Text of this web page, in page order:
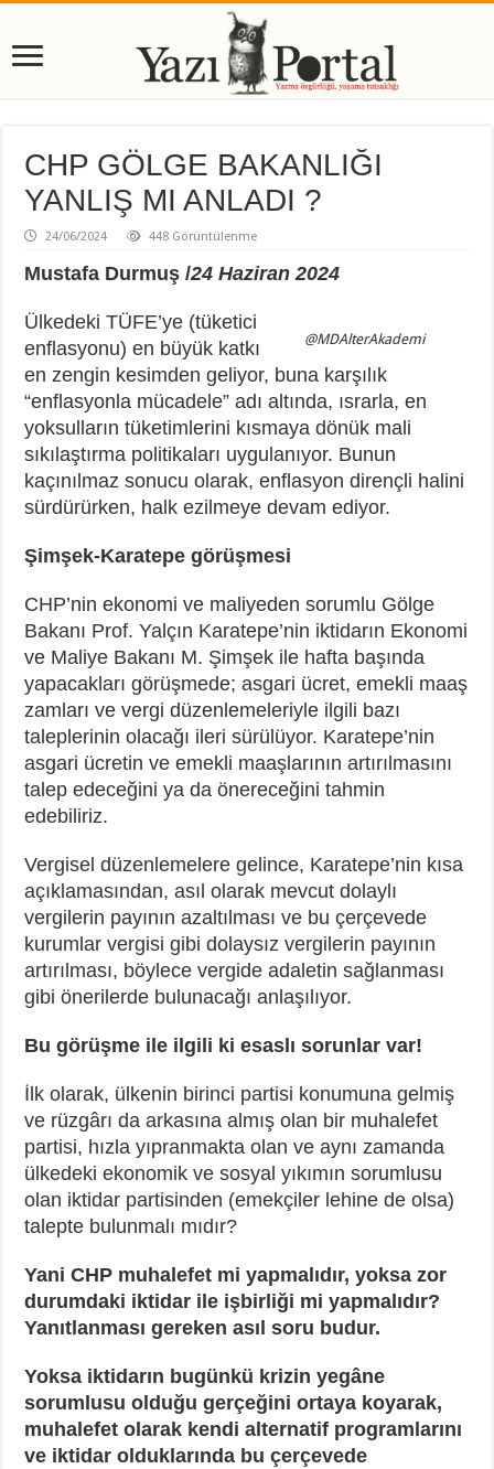
CHP GÖLGE BAKANLIĞI
YANLIŞ MI ANLADI ?
24/06/2024 448 Görüntülenme
Mustafa Durmuş /24 Haziran 2024
@MDAlterAkademi
Ülkedeki TÜFE’ye (tüketici
enflasyonu) en büyük katkı
en zengin kesimden geliyor, buna karşılık
“enflasyonla mücadele” adı altında, ısrarla, en
yoksulların tüketimlerini kısmaya dönük mali
sıkılaştırma politikaları uygulanıyor. Bunun
kaçınılmaz sonucu olarak, enflasyon dirençli halini
sürdürürken, halk ezilmeye devam ediyor.
Şimşek-Karatepe görüşmesi
CHP’nin ekonomi ve maliyeden sorumlu Gölge
Bakanı Prof. Yalçın Karatepe’nin iktidarın Ekonomi
ve Maliye Bakanı M. Şimşek ile hafta başında
yapacakları görüşmede; asgari ücret, emekli maaş
zamları ve vergi düzenlemeleriyle ilgili bazı
taleplerinin olacağı ileri sürülüyor. Karatepe’nin
asgari ücretin ve emekli maaşlarının artırılmasını
talep edeceğini ya da önereceğini tahmin
edebiliriz.
Vergisel düzenlemelere gelince, Karatepe’nin kısa
açıklamasından, asıl olarak mevcut dolaylı
vergilerin payının azaltılması ve bu çerçevede
kurumlar vergisi gibi dolaysız vergilerin payının
artırılması, böylece vergide adaletin sağlanması
gibi önerilerde bulunacağı anlaşılıyor.
Bu görüşme ile ilgili ki esaslı sorunlar var!
İlk olarak, ülkenin birinci partisi konumuna gelmiş
ve rüzgârı da arkasına almış olan bir muhalefet
partisi, hızla yıpranmakta olan ve aynı zamanda
ülkedeki ekonomik ve sosyal yıkımın sorumlusu
olan iktidar partisinden (emekçiler lehine de olsa)
talepte bulunmalı mıdır?
Yani CHP muhalefet mi yapmalıdır, yoksa zor
durumdaki iktidar ile işbirliği mi yapmalıdır?
Yanıtlanması gereken asıl soru budur.
Yoksa iktidarın bugünkü krizin yegâne
sorumlusu olduğu gerçeğini ortaya koyarak,
muhalefet olarak kendi alternatif programlarını
ve iktidar olduklarında bu çerçevede